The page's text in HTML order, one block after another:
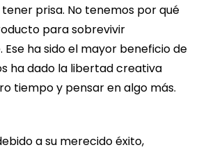
prisa. No tenemos por qué
para sobrevivir
ha sido el mayor beneficio de
ha dado la libertad creativa
tiempo y pensar en algo más.
a su merecido éxito,